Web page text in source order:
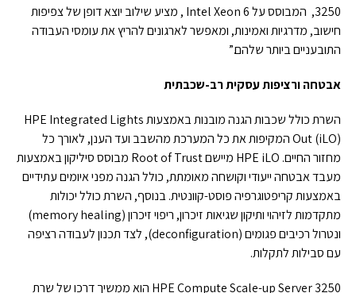
3250, המבוסס על Intel Xeon 6 , מציע שילוב יוצא דופן של צפיפות
חישוב, מדרגיות ואמינות, ומאפשר לארגונים להריץ את עומסי העבודה
התובעניים ביותר שלהם.”
אבטחה ורציפות עסקית רב-שכבתית
השרת כולל שכבות הגנה מובנות באמצעות HPE Integrated Lights
Out (iLO) המקיפות את כל המערכת מהשבב ועד הענן, לאורך כל
מחזור החיים. HPE iLO מיישם Root of Trust מבוסס סיליקון באמצעות
מעבד אבטחה ייעודי וקושחה מאומתת, כולל הגנה מפני איומים עתידיים
באמצעות קריפטוגרפיה פוסט-קוונטית. בנוסף, השרת כולל יכולות
מתקדמות לזיהוי ותיקון שגיאות זיכרון, ריפוי זיכרון (memory healing)
ונטרול רכיבים פגומים (deconfiguration), לצד תכנון לעבודה רציפה
עם סבילות לתקלות.
HPE Compute Scale-up Server 3250 הוא ממשיך דרכו של שרת